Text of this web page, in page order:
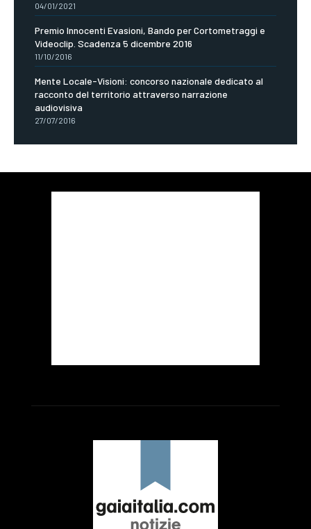
04/01/2021
Premio Innocenti Evasioni, Bando per Cortometraggi e
Videoclip. Scadenza 5 dicembre 2016
11/10/2016
Mente Locale-Visioni: concorso nazionale dedicato al
racconto del territorio attraverso narrazione
audiovisiva
27/07/2016